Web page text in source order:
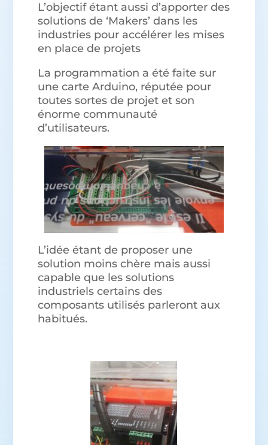
L’objectif étant aussi d’apporter des
solutions de ‘Makers’ dans les
industries pour accélérer les mises
en place de projets
La programmation a été faite sur
une carte Arduino, réputée pour
toutes sortes de projet et son
énorme communauté
d’utilisateurs.
L’idée étant de proposer une
solution moins chère mais aussi
capable que les solutions
industriels certains des
composants utilisés parleront aux
habitués.